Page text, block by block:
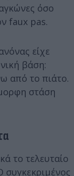
όσο
faux pas.
είχε
βάση:
από το πιάτο.
στάση
το τελευταίο